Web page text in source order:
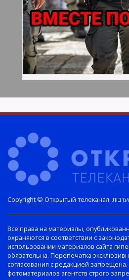
Все права на материалы,
охраняются в соответствии с
использовании материалов сайта
обязательна. Перепечатка
согласования с редакцией
фотоматериалов агентств строго